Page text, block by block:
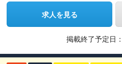
求人を見る
掲載終了予定日：